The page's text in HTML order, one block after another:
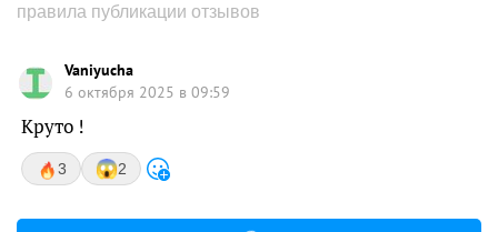
правила публикации отзывов
Vaniyucha
6 октября 2025 в 09:59
Круто !
3 2